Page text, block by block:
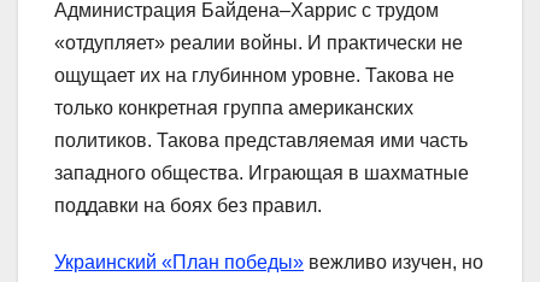
Администрация Байдена–Харрис с трудом
«отдупляет» реалии войны. И практически не
ощущает их на глубинном уровне. Такова не
только конкретная группа американских
политиков. Такова представляемая ими часть
западного общества. Играющая в шахматные
поддавки на боях без правил.
Украинский «План победы» вежливо изучен, но